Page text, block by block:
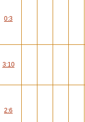
0:3
3:10
2:6